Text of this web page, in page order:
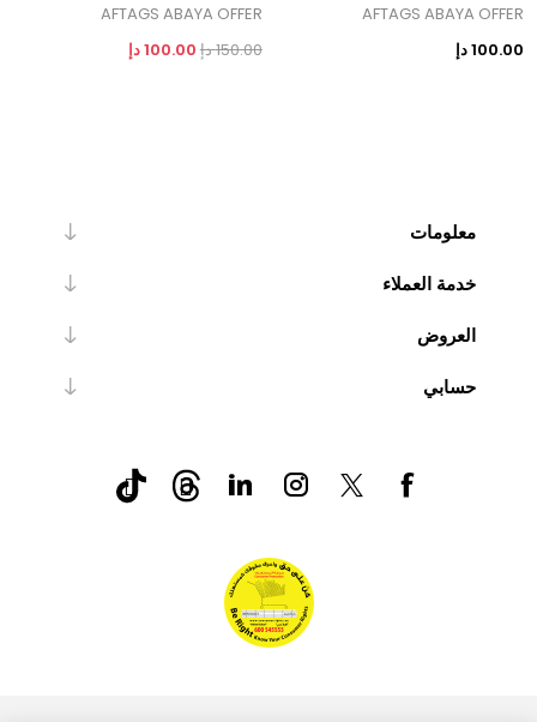
AFTAGS ABAYA OFFER
100.00 دإ
AFTAGS ABAYA OFFER
150.00 دإ
100.00 دإ
معلومات
خدمة العملاء
العروض
حسابي